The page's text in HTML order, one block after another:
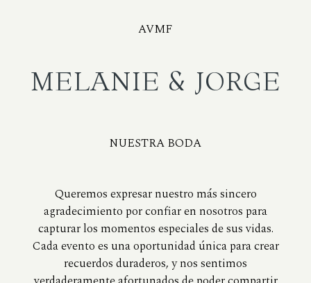
AVMF
MELANIE & JORGE
NUESTRA BODA
Queremos expresar nuestro más sincero
agradecimiento por confiar en nosotros para
capturar los momentos especiales de sus vidas.
Cada evento es una oportunidad única para crear
recuerdos duraderos, y nos sentimos